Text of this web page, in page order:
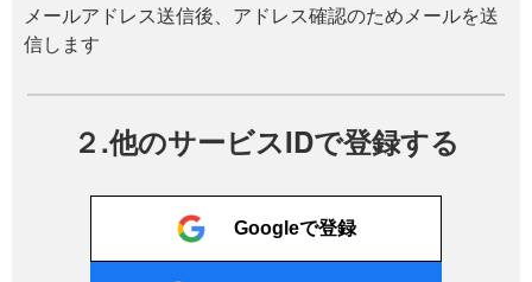
メールアドレス送信後、アドレス確認のためメールを送
信します
２.他のサービスIDで登録する
Googleで登録